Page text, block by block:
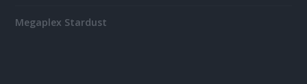
Megaplex Stardust